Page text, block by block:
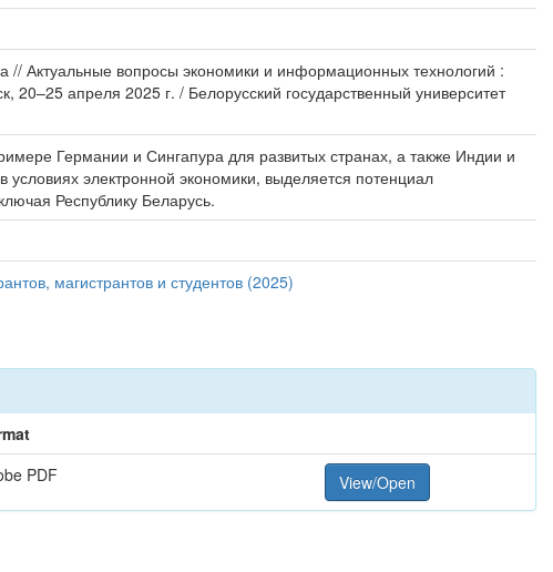
Актуальные вопросы экономики и информационных технологий :
апреля 2025 г. / Белорусский государственный университет
Германии и Сингапура для развитых странах, а также Индии и
электронной экономики, выделяется потенциал
Республику Беларусь.
магистрантов и студентов (2025)
PDF View/Open